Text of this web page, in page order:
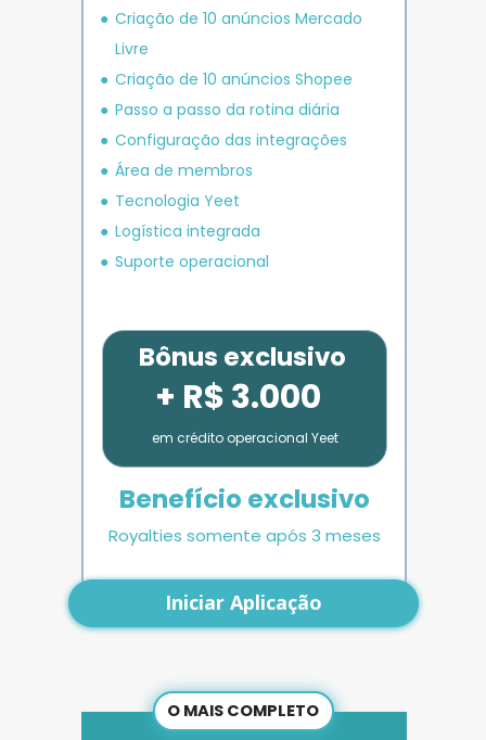
O MAIS COMPLETO
Criação de 10 anúncios Mercado
Livre
Criação de 10 anúncios Shopee
Passo a passo da rotina diária
Configuração das integrações
Área de membros
Tecnologia Yeet
Logística integrada
Suporte operacional
Iniciar Aplicação
Bônus exclusivo
+ R$ 3.000
em crédito operacional Yeet
Benefício exclusivo
Royalties somente após 3 meses